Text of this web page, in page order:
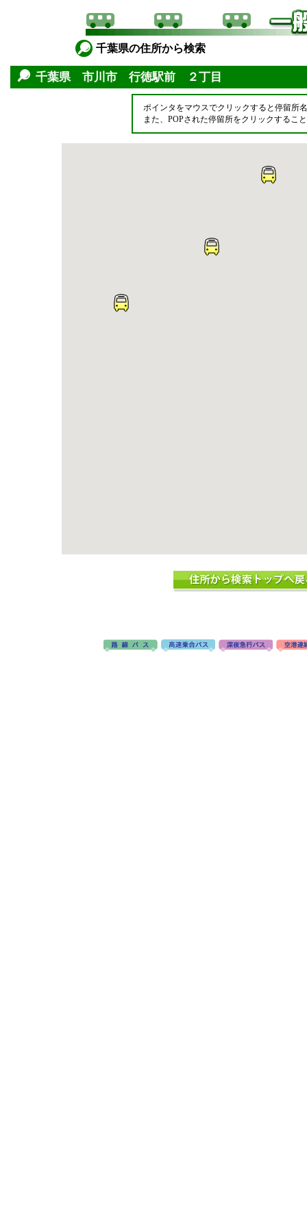
千葉県の住所から検索
千葉県 市川市 行徳駅前 ２丁目
ポインタをマウスでクリックすると停留所
また、POPされた停留所をクリックするこ